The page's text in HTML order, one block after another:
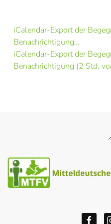
iCalendar-Export der
Benachrichtigung…
iCalendar-Export der
Benachrichtigung (2 Std.